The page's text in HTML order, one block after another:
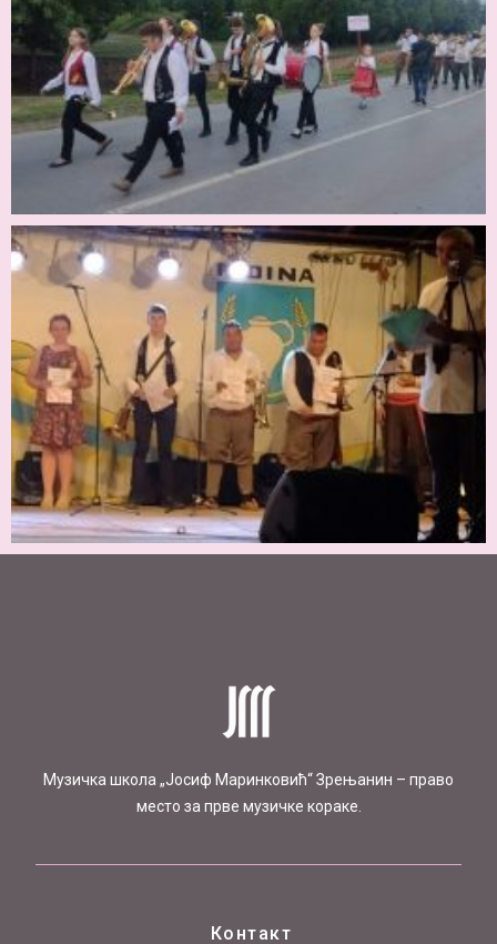
Mузичка школа „Јосиф Маринковић“ Зрењанин – право
место за прве музичке кораке.
Контакт